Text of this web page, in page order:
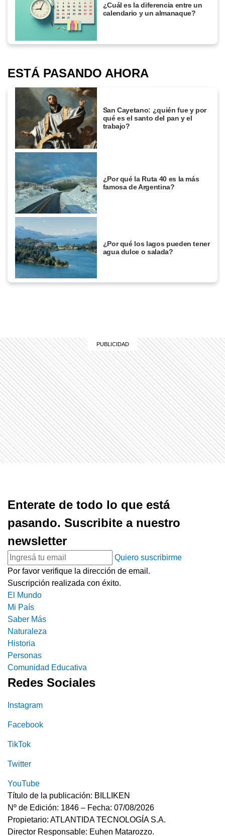
¿Cuál es la diferencia entre un
calendario y un almanaque?
ESTÁ PASANDO AHORA
San Cayetano: ¿quién fue y por
qué es el santo del pan y el
trabajo?
¿Por qué la Ruta 40 es la más
famosa de Argentina?
¿Por qué los lagos pueden tener
agua dulce o salada?
Enterate de todo lo que está
pasando. Suscribite a nuestro
newsletter
Quiero suscribirme
Por favor verifique la dirección de email.
Suscripción realizada con éxito.
El Mundo
Mi País
Saber Más
Naturaleza
Historia
Personas
Comunidad Educativa
Redes Sociales
Instagram
Facebook
TikTok
Twitter
YouTube
Título de la publicación: BILLIKEN
Nº de Edición: 1846 – Fecha: 07/08/2026
Propietario: ATLANTIDA TECNOLOGÍA S.A.
Director Responsable: Euhen Matarozzo.